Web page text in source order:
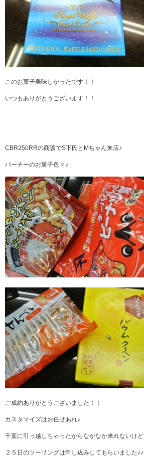
このお菓子美味しかったです！！
いつもありがとうございます！！
CBR250RRの商談でS下氏とMちゃん来店♪
バーチーのお菓子色々♪
ご成約ありがとうございました！！
カスタマイズはお任せあれ♪
千葉に引っ越しちゃったからなかなか来れないけど
２５日のツーリングは申し込みしてもらいました♪♪